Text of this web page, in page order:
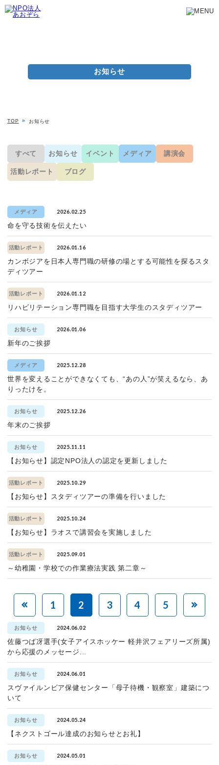
お知らせ
TOP お知らせ
すべて お知らせ イベント メディア 講演会
活動レポート ブログ
メディア 2026.02.25
命を守る技術を伝えたい
活動レポート 2026.01.16
カンボジアを日本人専門職の研修の場とする可能性を探るスタ
ディツアー
活動レポート 2026.01.12
リハビリテーション専門職を目指す大学生のスタディツアー
お知らせ 2026.01.06
新年のご挨拶
メディア 2025.12.28
世界を変えることができなくても、“あの人”が笑えるなら、あ
りったけを。
お知らせ 2025.12.26
年末のご挨拶
お知らせ 2025.11.11
【お知らせ】認定NPO法人の認定を更新しました
活動レポート 2025.10.29
【お知らせ】スタディツアーの準備を行いました
活動レポート 2025.10.24
【お知らせ】ラオスで講習会を実施しました
活動レポート 2025.09.01
～幼稚園・学校での作業療法実践 第二章～
1 2 3 4 5
お知らせ 2024.06.02
佐藤つば冴選手(女子アイスホッケー 軽井沢フェアリーズ所属)
から応援のメッセージ...
お知らせ 2024.06.01
スヴァイルンビア保健センター「母子待機・観察室」建築につ
いて
お知らせ 2024.05.24
【ネクストゴール達成のお知らせとお礼】
お知らせ 2024.05.01